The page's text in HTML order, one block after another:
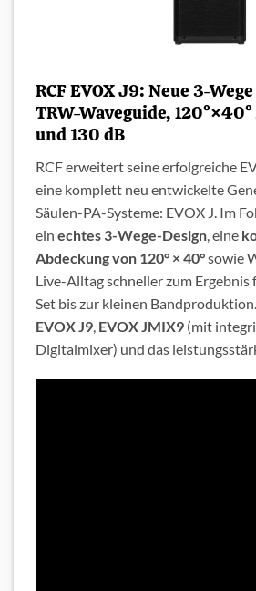
RCF EVOX J9: Neue 3-
TRW-Waveguide,
und 130 dB
RCF erweitert seine erfolgreiche
eine komplett neu entwickelte
Säulen-PA-Systeme: EVOX J. Im
ein echtes 3-Wege-Design, eine
Abdeckung von 120° × 40°sowie
Live-Alltag schneller zum Ergebnis
Set bis zur kleinen
EVOX J9, EVOX JMIX9 (mit
Digitalmixer) und das